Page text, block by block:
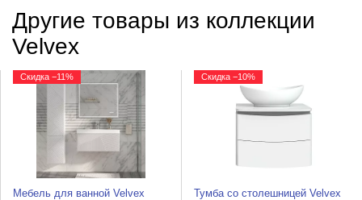
Другие товары из коллекции
Velvex
Скидка −11%
Мебель для ванной Velvex
Скидка −10%
Тумба со столешницей Velvex